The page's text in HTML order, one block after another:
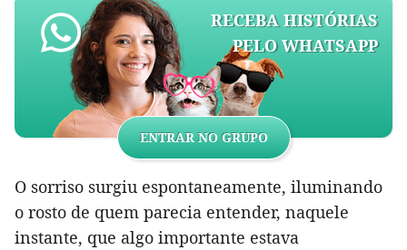
RECEBA HISTÓRIAS
PELO WHATSAPP
ENTRAR NO GRUPO
O sorriso surgiu espontaneamente, iluminando
o rosto de quem parecia entender, naquele
instante, que algo importante estava